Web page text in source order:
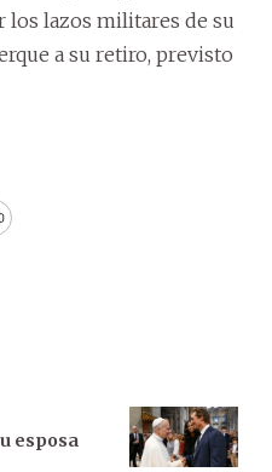
los lazos militares de su
a su retiro, previsto
esposa